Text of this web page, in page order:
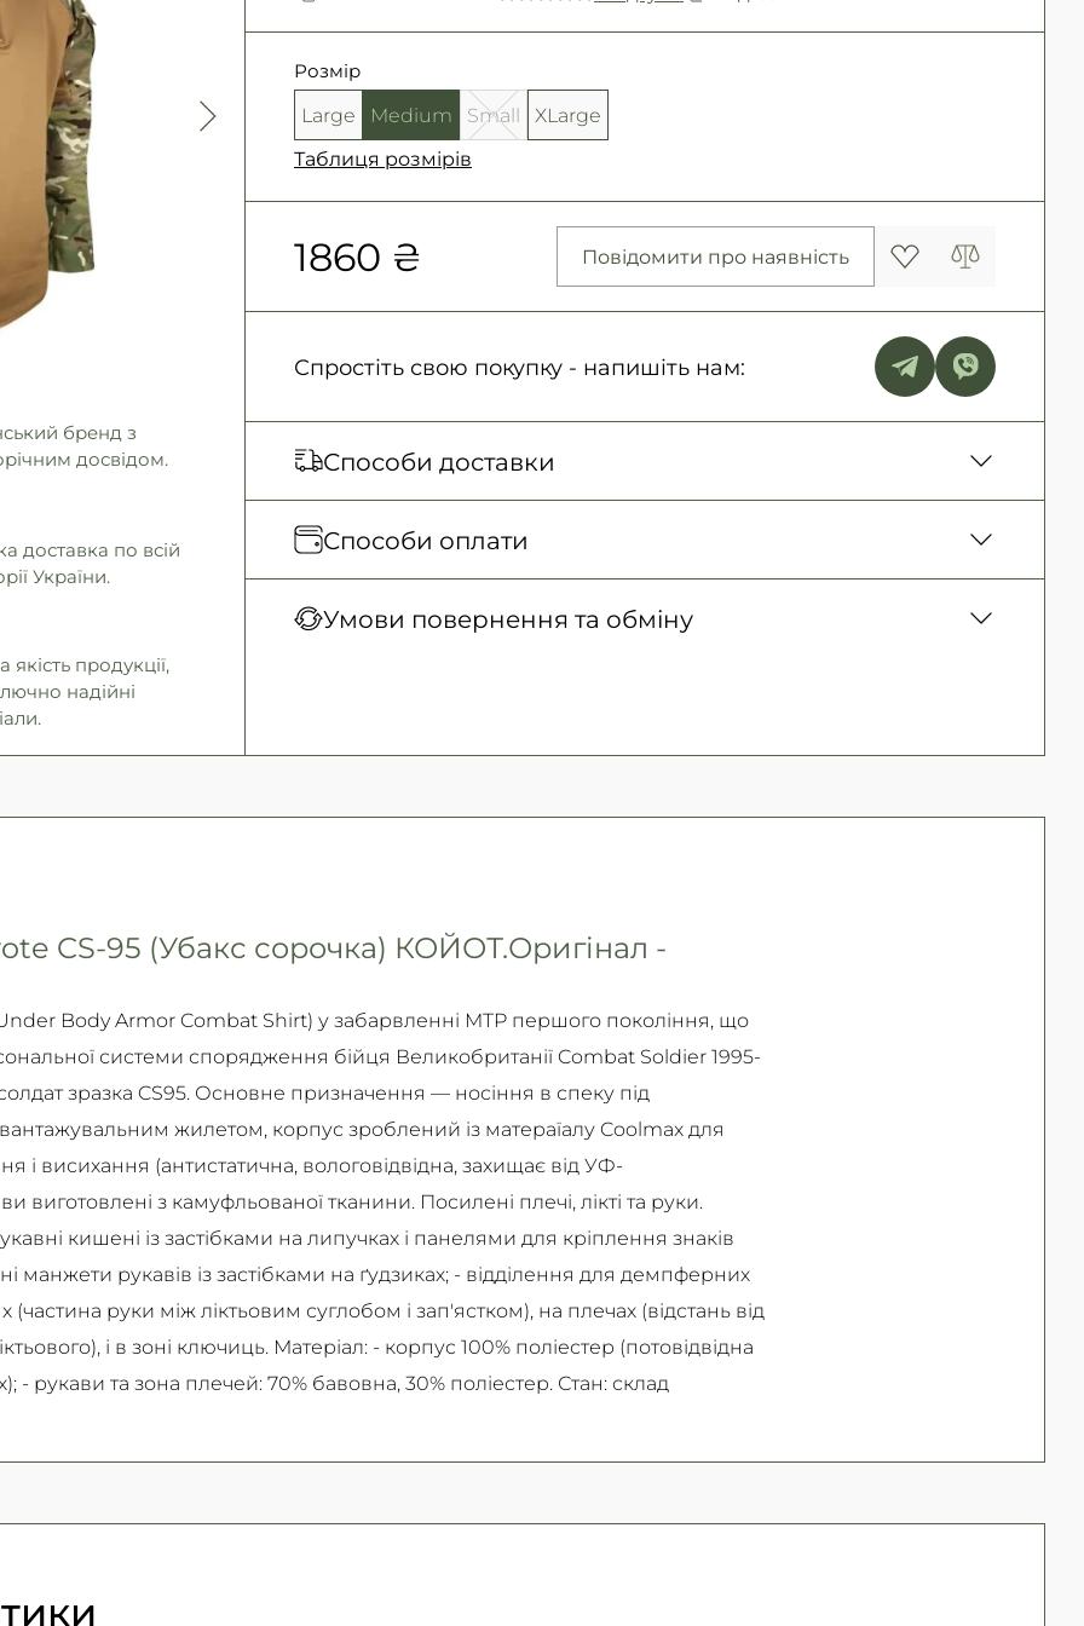
бренд з
досвідом.
доставка по всій
України.
якість продукції,
надійні
Розмір
Large Medium Small
XLarge
Таблиця розмірів
1860 ₴ Повідомити про наявність
Спростіть свою покупку - напишіть нам:
Способи доставки
Відправка кожного дня. Післяплата тільки на замовлення від 500
грн
Нова Пошта (кур’єр)
300 грн. / 1-2 дні
Способи оплати
Безготівковими для юридичних осіб, Безготівковий для фізичних
Умови повернення та обміну
Детально про умови повернення та обміну читайте насторінці
CS-95 (Убакс сорочка) КОЙОТ.Оригінал -
Body Armor Combat Shirt) у забарвленні MTP першого покоління, що
системи спорядження бійця Великобританії Combat Soldier 1995-
зразка CS95. Основне призначення — носіння в спеку під
жилетом, корпус зроблений із матераїалу Coolmax для
і висихання (антистатична, вологовідвідна, захищає від УФ-
виготовлені з камуфльованої тканини. Посилені плечі, лікті та руки.
кишені із застібками на липучках і панелями для кріплення знаків
манжети рукавів із застібками на ґудзиках; - відділення для демпферних
(частина руки між ліктьовим суглобом і зап'ястком), на плечах (відстань від
і в зоні ключиць. Матеріал: - корпус 100% поліестер (потовідвідна
- рукави та зона плечей: 70% бавовна, 30% поліестер. Стан: склад